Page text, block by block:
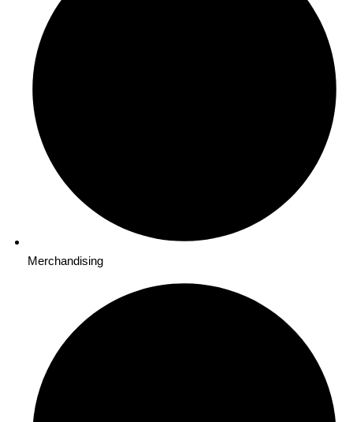
Merchandising